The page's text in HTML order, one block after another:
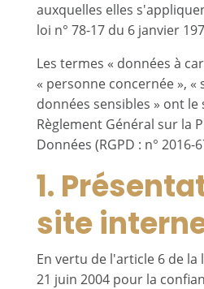
auxquelles elles
loi n° 78-17 du 6 janvier
Les termes « données à
« personne concernée », «
données sensibles » ont
Règlement Général sur la
Données (RGPD : n° 2016-
1.
site
En vertu de l'article 6 de la
21 juin 2004 pour la